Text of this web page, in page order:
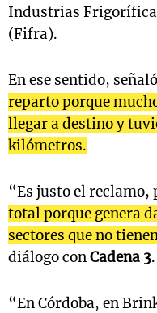
Industrias
(Fifra).
En ese sentido,
reparto porque
llegar a destino y
kilómetros.
“Es justo el reclamo,
total porque genera
sectores que no
diálogo conCadena 3.
“En Córdoba, en